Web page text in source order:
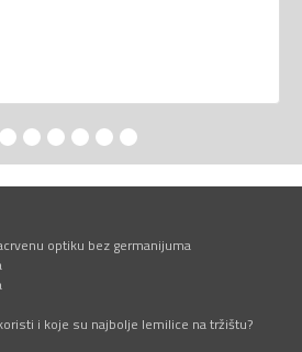
optiku bez germanijuma
i koje su najbolje lemilice na tržištu?